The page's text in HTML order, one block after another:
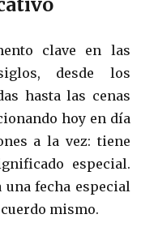
clave en las
desde los
hasta las cenas
hoy en día
a la vez: tiene
especial.
una fecha especial
mismo.